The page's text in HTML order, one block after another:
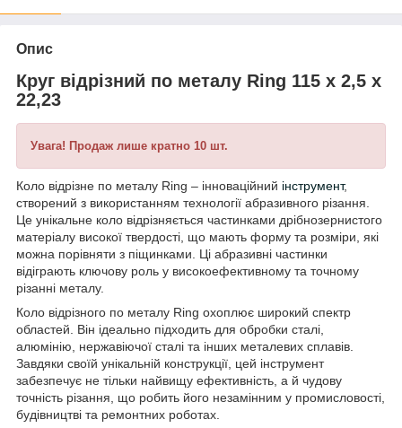
Опис
Круг відрізний по металу Ring 115 x 2,5 x
22,23
Увага! Продаж лише кратно 10 шт.
Коло відрізне по металу Ring – інноваційний інструмент,
створений з використанням технології абразивного різання.
Це унікальне коло відрізняється частинками дрібнозернистого
матеріалу високої твердості, що мають форму та розміри, які
можна порівняти з піщинками. Ці абразивні частинки
відіграють ключову роль у високоефективному та точному
різанні металу.
Коло відрізного по металу Ring охоплює широкий спектр
областей. Він ідеально підходить для обробки сталі,
алюмінію, нержавіючої сталі та інших металевих сплавів.
Завдяки своїй унікальній конструкції, цей інструмент
забезпечує не тільки найвищу ефективність, а й чудову
точність різання, що робить його незамінним у промисловості,
будівництві та ремонтних роботах.